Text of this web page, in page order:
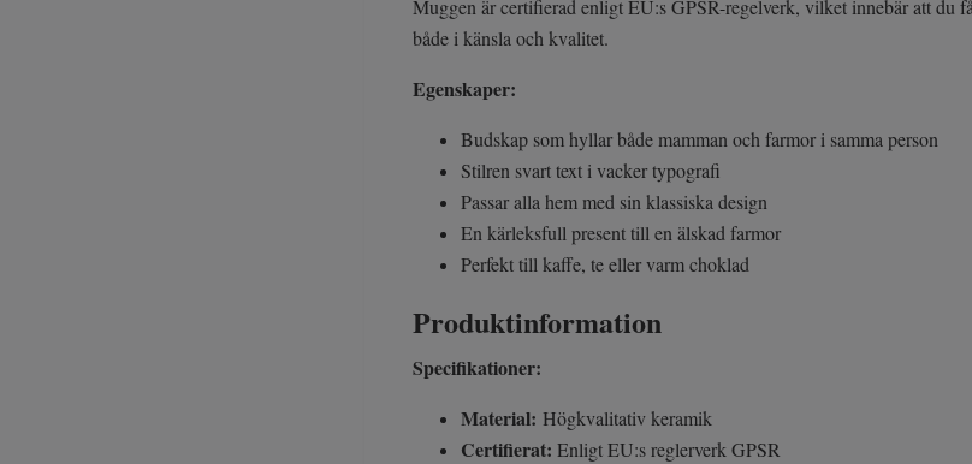
Muggen är certifierad enligt EU:s GPSR-regelverk, vilket innebär att du
både i känsla och kvalitet.
Egenskaper:
Budskap som hyllar både mamman och farmor i samma person
Stilren svart text i vacker typografi
Passar alla hem med sin klassiska design
En kärleksfull present till en älskad farmor
Perfekt till kaffe, te eller varm choklad
Produktinformation
Specifikationer:
Material: Högkvalitativ keramik
Certifierat: Enligt EU:s reglerverk GPSR